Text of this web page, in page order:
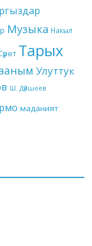
Музыка Накыл
Тарых
Улуттук
Ш. Дүйшеев
маданият